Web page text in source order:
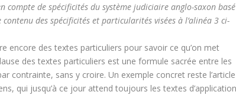
de spécificités du système judiciaire anglo-saxon basé
des spécificités et particularités visées à l’alinéa 3 ci-
encore des textes particuliers pour savoir ce qu’on met
des textes particuliers est une formule sacrée entre les
contrainte, sans y croire. Un exemple concret reste l’article
qui jusqu’à ce jour attend toujours les textes